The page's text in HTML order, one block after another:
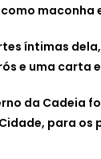
maconha
íntimas
e uma carta
da Cadeia
para